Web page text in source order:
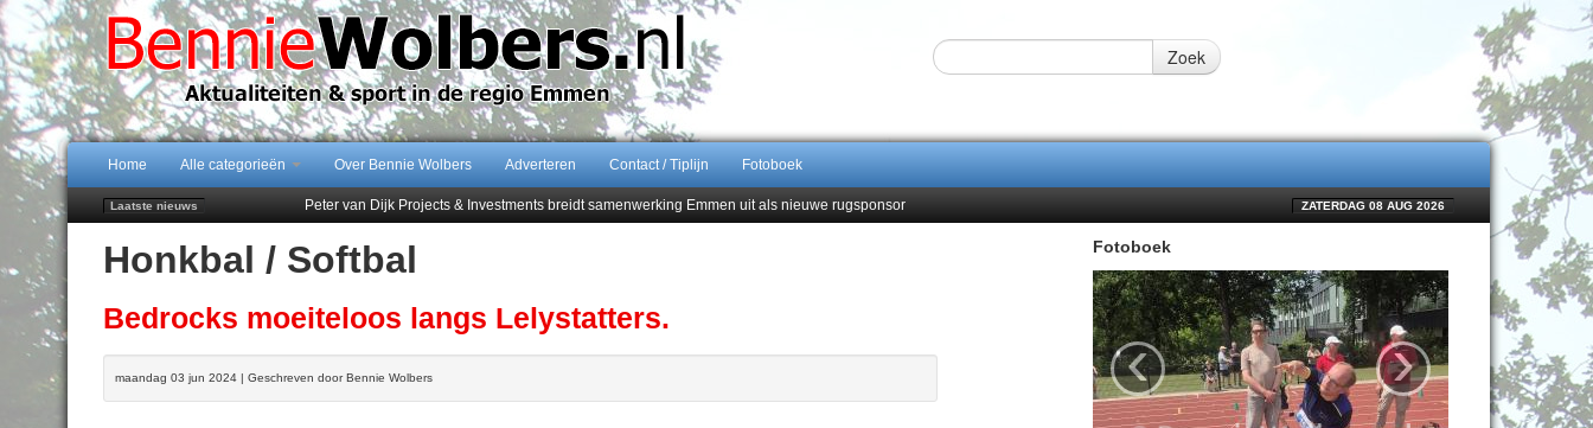
Zoek
Home Alle categorieën Over Bennie Wolbers Adverteren Contact / Tiplijn Fotoboek
Laatste nieuws
Peter van Dijk Projects & Investments breidt samenwerking Emmen uit als nieuwe rugsponsor
102 kaarsen voor eeuwling Mieke Sijbom-Maatje
Emmen wint op Open Dag overtuigend van Almere City
ZATERDAG 08 AUG 2026
Honkbal / Softbal
Bedrocks moeiteloos langs Lelystatters.
maandag 03 jun 2024 | Geschreven door Bennie Wolbers
Fotoboek
‹ ›